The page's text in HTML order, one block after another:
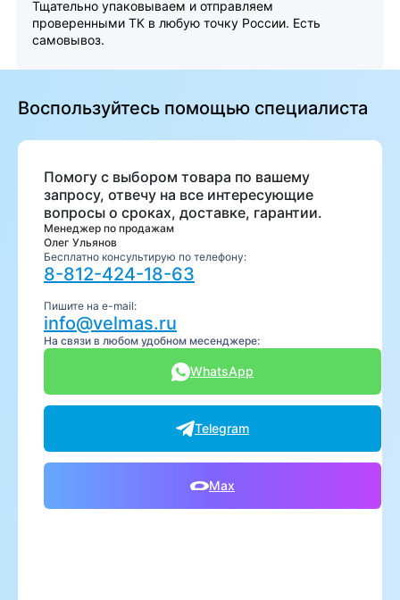
Тщательно упаковываем и отправляем
проверенными ТК в любую точку России. Есть
самовывоз.
Воспользуйтесь помощью специалиста
Помогу с выбором товара по вашему
запросу, отвечу на все интересующие
вопросы о сроках, доставке, гарантии.
Менеджер по продажам
Олег Ульянов
Бесплатно консультирую по телефону:
8-812-424-18-63
Пишите на e-mail:
info@velmas.ru
На связи в любом удобном месенджере:
WhatsApp
Telegram
Max